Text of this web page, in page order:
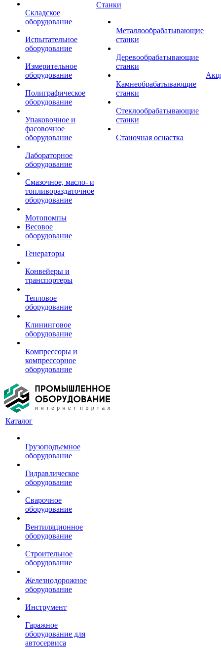
Складское
оборудование
Испытательное
оборудование
Измерительное
оборудование
Полиграфическое
оборудование
Упаковочное и
фасовочное
оборудование
Лабораторное
оборудование
Смазочное, масло- и
топливораздаточное
оборудование
Мотопомпы
Весовое
оборудование
Генераторы
Конвейеры и
транспортеры
Тепловое
оборудование
Клининговое
оборудование
Компрессоры и
компрессорное
оборудование
Станки
Металлообрабатывающие
станки
Деревообрабатывающие
станки
Камнеобрабатывающие
станки
Стеклообрабатывающие
станки
Станочная оснастка
Каталог
Грузоподъемное
оборудование
Гидравлическое
оборудование
Сварочное
оборудование
Вентиляционное
оборудование
Строительное
оборудование
Железнодорожное
оборудование
Инструмент
Гаражное
оборудование для
автосервиса